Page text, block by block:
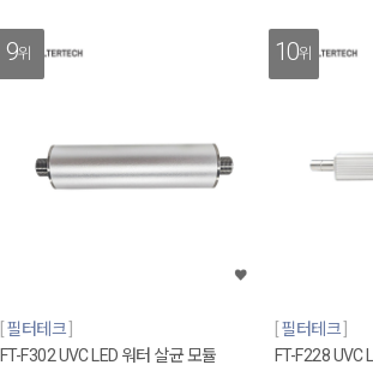
9위
필터테크
FT-F302 UVC LED 워터 살균 모듈
10위
필터테크
FT-F228 UVC